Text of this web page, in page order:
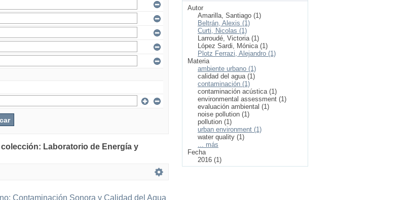
Laboratorio de Energía y
Contaminación Sonora y Calidad del Agua
Autor
Amarilla, Santiago (1)
Beltrán, Alexis (1)
Curti, Nicolas (1)
Larroudé, Victoria (1)
López Sardi, Mónica (1)
Plotz Ferrazi, Alejandro (1)
Materia
ambiente urbano (1)
calidad del agua (1)
contaminación (1)
contaminación acústica (1)
environmental assessment (1)
evaluación ambiental (1)
noise pollution (1)
pollution (1)
urban environment (1)
water quality (1)
... más
Fecha
2016 (1)